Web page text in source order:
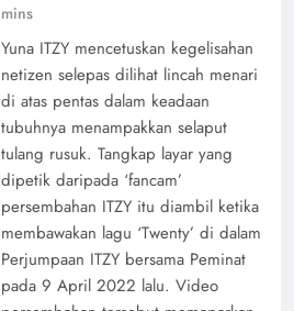
mins
Yuna ITZY mencetuskan kegelisahan
netizen selepas dilihat lincah menari
di atas pentas dalam keadaan
tubuhnya menampakkan selaput
tulang rusuk. Tangkap layar yang
dipetik daripada ‘fancam’
persembahan ITZY itu diambil ketika
membawakan lagu ‘Twenty’ di dalam
Perjumpaan ITZY bersama Peminat
pada 9 April 2022 lalu. Video